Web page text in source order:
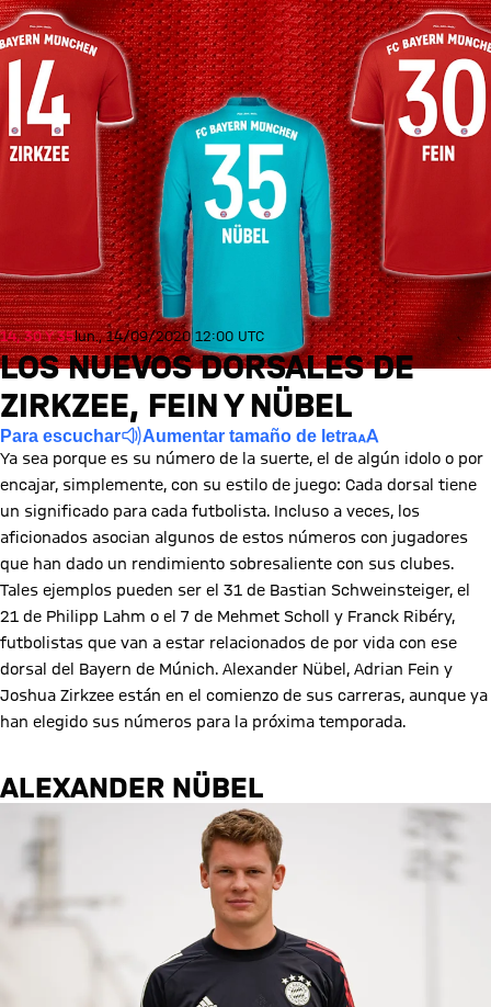
14, 30 Y 35lun., 14/09/2020 12:00 UTC
LOS NUEVOS DORSALES DE
ZIRKZEE, FEIN Y NÜBEL
Para escuchar Aumentar tamaño de letra
Ya sea porque es su número de la suerte, el de algún idolo o por
encajar, simplemente, con su estilo de juego: Cada dorsal tiene
un significado para cada futbolista. Incluso a veces, los
aficionados asocian algunos de estos números con jugadores
que han dado un rendimiento sobresaliente con sus clubes.
Tales ejemplos pueden ser el 31 de Bastian Schweinsteiger, el
21 de Philipp Lahm o el 7 de Mehmet Scholl y Franck Ribéry,
futbolistas que van a estar relacionados de por vida con ese
dorsal del Bayern de Múnich. Alexander Nübel, Adrian Fein y
Joshua Zirkzee están en el comienzo de sus carreras, aunque ya
han elegido sus números para la próxima temporada.
ALEXANDER NÜBEL